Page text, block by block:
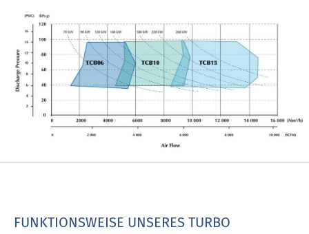
FUNKTIONSWEISE UNSERES TURBO